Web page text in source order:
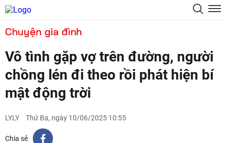
Chuyện gia đình
Vô tình gặp vợ trên đường, người
chồng lén đi theo rồi phát hiện bí
mật động trời
LYLY Thứ Ba, ngày 10/06/2025 10:55
Chia sẻ